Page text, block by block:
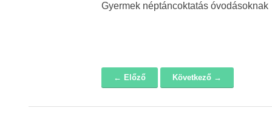
Gyermek néptáncoktatás óvodásoknak
← Előző Következő →